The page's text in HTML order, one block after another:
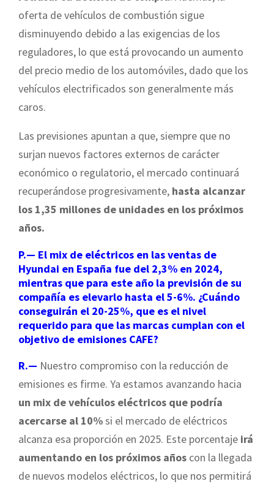
oferta de vehículos de combustión sigue
disminuyendo debido a las exigencias de los
reguladores, lo que está provocando un aumento
del precio medio de los automóviles, dado que los
vehículos electrificados son generalmente más
caros.
Las previsiones apuntan a que, siempre que no
surjan nuevos factores externos de carácter
económico o regulatorio, el mercado continuará
recuperándose progresivamente, hasta alcanzar
los 1,35 millones de unidades en los próximos
años.
P.— El mix de eléctricos en las ventas de
Hyundai en España fue del 2,3% en 2024,
mientras que para este año la previsión de su
compañía es elevarlo hasta el 5-6%. ¿Cuándo
conseguirán el 20-25%, que es el nivel
requerido para que las marcas cumplan con el
objetivo de emisiones CAFE?
R.— Nuestro compromiso con la reducción de
emisiones es firme. Ya estamos avanzando hacia
un mix de vehículos eléctricos que podría
acercarse al 10%si el mercado de eléctricos
alcanza esa proporción en 2025. Este porcentaje irá
aumentando en los próximos años con la llegada
de nuevos modelos eléctricos, lo que nos permitirá